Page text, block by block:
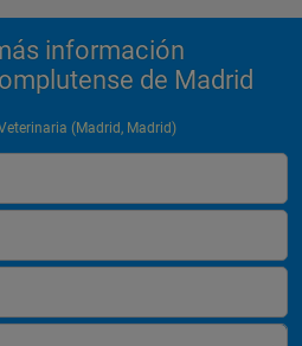
información
de Madrid
(Madrid, Madrid)